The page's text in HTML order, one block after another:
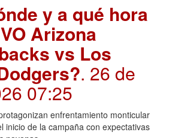
y a qué hora
Arizona
vs Los
. 26 de
07:25
enfrentamiento monticular
inicio de la campaña con expectativas